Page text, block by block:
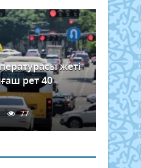
жеті
рет 40
77